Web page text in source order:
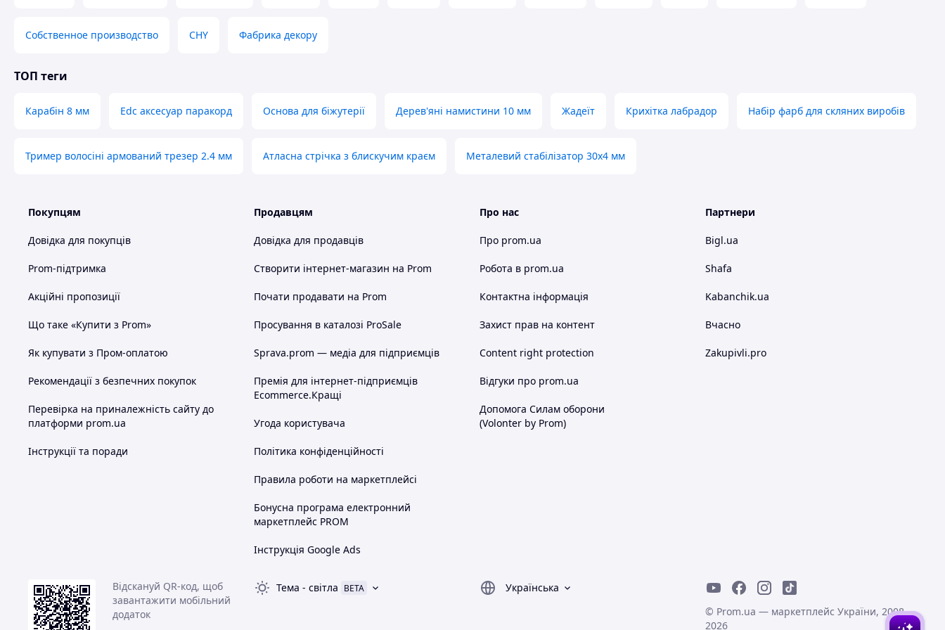
Собственное производство CHY Фабрика декору
ТОП теги
Карабін 8 мм Edc аксесуар паракорд Основа для біжутерії Дерев'яні намистини 10 мм Жадеїт Крихітка лабрадор Набір фарб для скляних виробів
Тример волосіні армований трезер 2.4 мм Атласна стрічка з блискучим краєм Металевий стабілізатор 30х4 мм
Покупцям
Довідка для покупців
Prom-підтримка
Акційні пропозиції
Що таке «Купити з Prom»
Як купувати з Пром-оплатою
Рекомендації з безпечних покупок
Перевірка на приналежність сайту до
платформи prom.ua
Інструкції та поради
Продавцям
Довідка для продавців
Створити інтернет-магазин на Prom
Почати продавати на Prom
Просування в каталозі ProSale
Sprava.prom — медіа для підприємців
Премія для інтернет-підприємців
Ecommerce.Кращі
Угода користувача
Політика конфіденційності
Правила роботи на маркетплейсі
Бонусна програма електронний
маркетплейс PROM
Інструкція Google Ads
Про нас
Про prom.ua
Робота в prom.ua
Контактна інформація
Захист прав на контент
Content right protection
Відгуки про prom.ua
Допомога Силам оборони
(Volonter by Prom)
Партнери
Bigl.ua
Shafa
Kabanchik.ua
Вчасно
Zakupivli.pro
Відскануй QR-код, щоб
завантажити мобільний
додаток
Тема - світла BETA
Українська
© Prom.ua — маркетплейс України, 2008-
2026